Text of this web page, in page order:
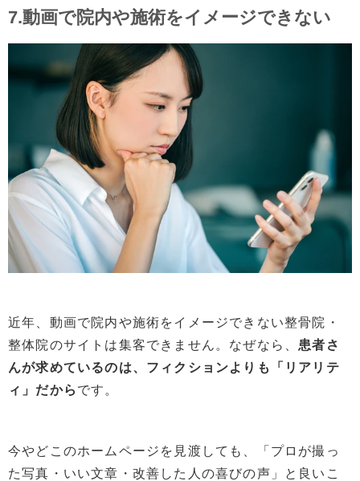
7.動画で院内や施術をイメージできない
近年、動画で院内や施術をイメージできない整骨院・
整体院のサイトは集客できません。なぜなら、 患者さ
んが求めているのは、フィクションよりも「リアリテ
ィ」だから です。
今やどこのホームページを見渡しても、「プロが撮っ
た写真・いい文章・改善した人の喜びの声」と良いこ